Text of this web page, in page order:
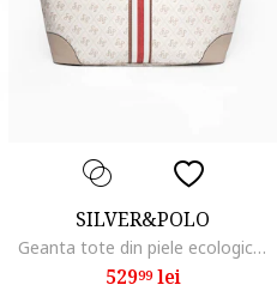
SILVER&POLO
Geanta tote din piele ecologica cu imprimeu, Alb fildes/Grej
52999lei